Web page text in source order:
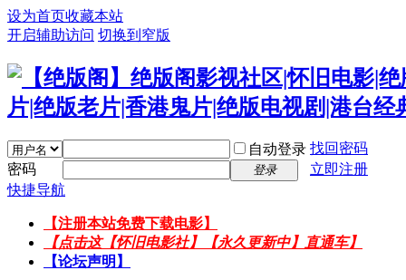
设为首页收藏本站
开启辅助访问 切换到窄版
自动登录 找回密码
密码
登录
立即注册
快捷导航
【注册本站免费下载电影】
【点击这【怀旧电影社】【永久更新中】直通车】
【论坛声明】